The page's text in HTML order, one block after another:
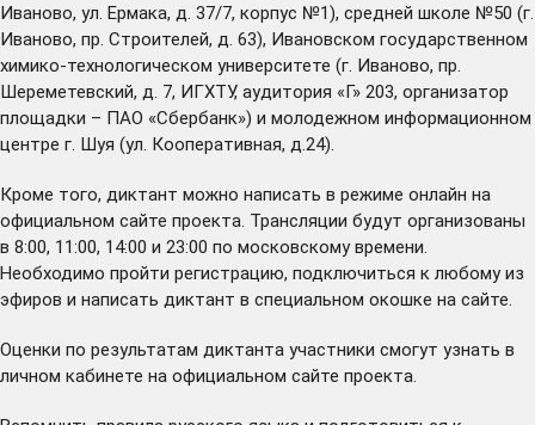
Иваново, ул. Ермака, д. 37/7, корпус №1), средней школе №50 (г.
Иваново, пр. Строителей, д. 63), Ивановском государственном
химико-технологическом университете (г. Иваново, пр.
Шереметевский, д. 7, ИГХТУ, аудитория «Г» 203, организатор
площадки – ПАО «Сбербанк») и молодежном информационном
центре г. Шуя (ул. Кооперативная, д.24).
Кроме того, диктант можно написать в режиме онлайн на
официальном сайте проекта . Трансляции будут организованы
в 8:00, 11:00, 14:00 и 23:00 по московскому времени.
Необходимо пройти регистрацию, подключиться к любому из
эфиров и написать диктант в специальном окошке на сайте.
Оценки по результатам диктанта участники смогут узнать в
личном кабинете на официальном сайте проекта.